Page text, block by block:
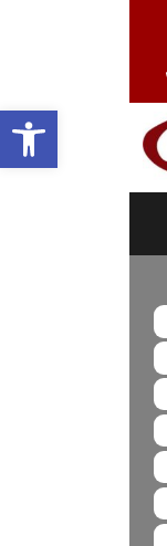
Ανοίξτε τη γραμμή εργαλείων